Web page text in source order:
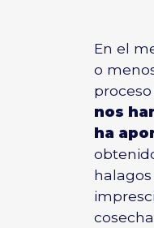
En el
o
nos
ha